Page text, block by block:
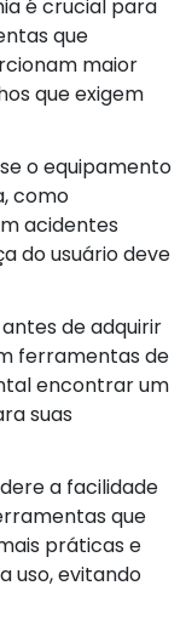
é crucial para
que
maior
que exigem
o equipamento
como
acidentes
do usuário deve
de adquirir
ferramentas de
encontrar um
suas
a facilidade
que
práticas e
uso, evitando